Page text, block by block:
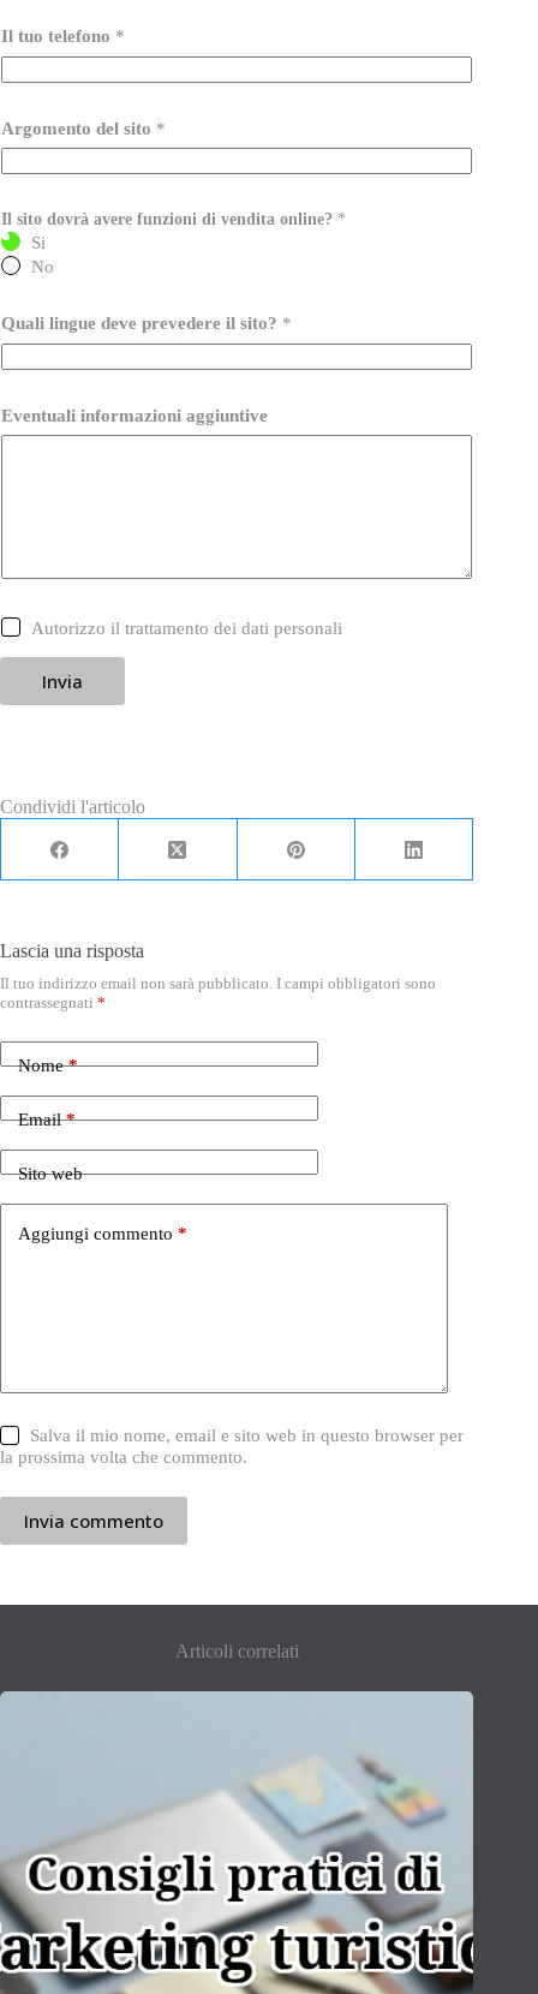
Il tuo telefono *
Argomento del sito *
Il sito dovrà avere funzioni di vendita online? *
Si
No
Quali lingue deve prevedere il sito? *
Eventuali informazioni aggiuntive
C
a
s
p
Autorizzo il trattamento dei dati personali
Invia
Condividi l'articolo
Lascia una risposta
Il tuo indirizzo email non sarà pubblicato. I campi obbligatori sono
contrassegnati *
Nome*
Email*
Sito web
Aggiungi commento *
Salva il mio nome, email e sito web in questo browser per
la prossima volta che commento.
Invia commento
Articoli correlati